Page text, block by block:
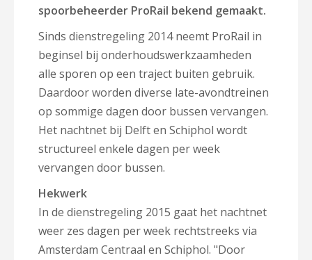
spoorbeheerder ProRail bekend gemaakt.
Sinds dienstregeling 2014 neemt ProRail in
beginsel bij onderhoudswerkzaamheden
alle sporen op een traject buiten gebruik.
Daardoor worden diverse late-avondtreinen
op sommige dagen door bussen vervangen.
Het nachtnet bij Delft en Schiphol wordt
structureel enkele dagen per week
vervangen door bussen.
Hekwerk
In de dienstregeling 2015 gaat het nachtnet
weer zes dagen per week rechtstreeks via
Amsterdam Centraal en Schiphol. "Door